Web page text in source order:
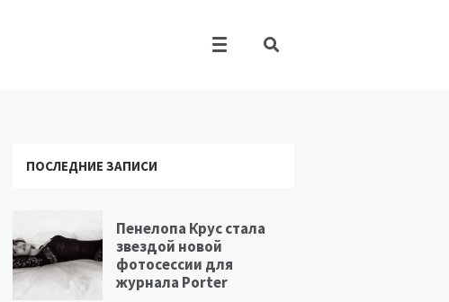
ПОСЛЕДНИЕ ЗАПИСИ
Пенелопа Крус стала
звездой новой
фотосессии для
журнала Porter